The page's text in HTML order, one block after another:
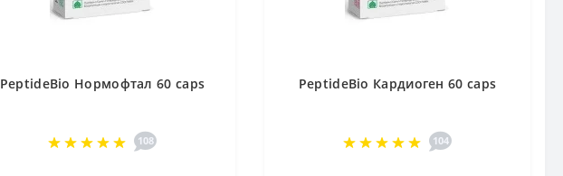
PeptideBio Нормофтал 60 caps
108
PeptideBio Кардиоген 60 caps
104